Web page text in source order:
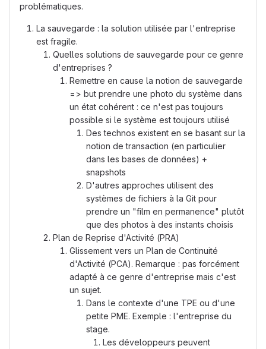
problématiques.
La sauvegarde : la solution utilisée par l'entreprise
est fragile.
Quelles solutions de sauvegarde pour ce genre
d'entreprises ?
Remettre en cause la notion de sauvegarde
=> but prendre une photo du système dans
un état cohérent : ce n'est pas toujours
possible si le système est toujours utilisé
Des technos existent en se basant sur la
notion de transaction (en particulier
dans les bases de données) +
snapshots
D'autres approches utilisent des
systèmes de fichiers à la Git pour
prendre un "film en permanence" plutôt
que des photos à des instants choisis
Plan de Reprise d'Activité (PRA)
Glissement vers un Plan de Continuité
d'Activité (PCA). Remarque : pas forcément
adapté à ce genre d'entreprise mais c'est
un sujet.
Dans le contexte d'une TPE ou d'une
petite PME. Exemple : l'entreprise du
stage.
Les développeurs peuvent